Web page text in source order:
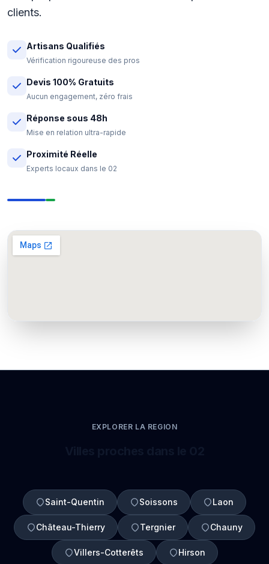
clients.
Artisans Qualifiés
Vérification rigoureuse des pros
Devis 100% Gratuits
Aucun engagement, zéro frais
Réponse sous 48h
Mise en relation ultra-rapide
Proximité Réelle
Experts locaux dans le 02
EXPLORER LA REGION
Saint-Quentin Soissons Laon
Château-Thierry Tergnier Chauny
Villers-Cotterêts Hirson